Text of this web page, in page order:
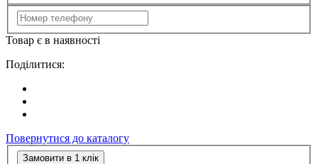
Товар є в наявності
Поділитися:
Повернутися до каталогу
Замовити в 1 клік